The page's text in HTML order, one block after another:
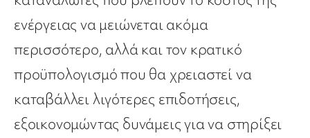
ενέργειας να μειώνεταιακόμα
περισσότερο, αλλά και τον κρατικό
προϋπολογισμόπου θα χρειαστεί να
καταβάλλει λιγότερες επιδοτήσεις,
εξοικονομώντας δυνάμεις για να στηρίξει